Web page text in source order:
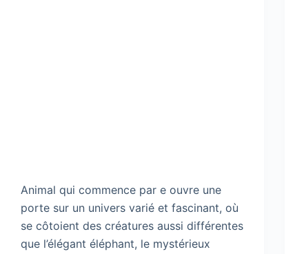
Animal qui commence par e ouvre une
porte sur un univers varié et fascinant, où
se côtoient des créatures aussi différentes
que l’élégant éléphant, le mystérieux